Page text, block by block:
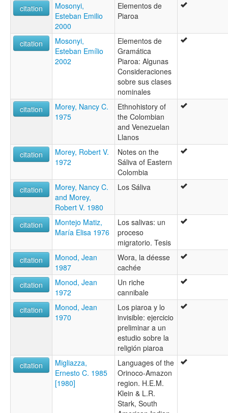
citation
Mosonyi,
Esteban Emilio
2000
Elementos de
Piaroa
citation
Mosonyi,
Esteban Emílio
2002
Elementos de
Gramática
Piaroa: Algunas
Consideraciones
sobre sus clases
nominales
citation
Morey, Nancy C.
1975
Ethnohistory of
the Colombian
and Venezuelan
Llanos
citation
Morey, Robert V.
1972
Notes on the
Sáliva of Eastern
Colombia
citation
Morey, Nancy C.
and Morey,
Robert V. 1980
Los Sáliva
citation
Montejo Matiz,
María Elisa 1976
Los salivas: un
proceso
migratorio. Tesis
citation
Monod, Jean
1987
Wora, la déesse
cachée
citation
Monod, Jean
1972
Un riche
cannibale
citation
Monod, Jean
1970
Los piaroa y lo
invisible: ejercicio
preliminar a un
estudio sobre la
religión piaroa
citation
Migliazza,
Ernesto C. 1985
[1980]
Languages of the
Orinoco-Amazon
region. H.E.M.
Klein & L.R.
Stark, South